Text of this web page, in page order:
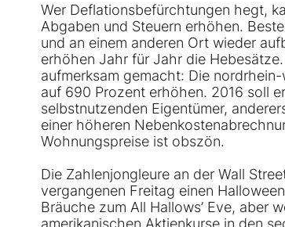
Wer Deflationsbefürchtungen hegt,
Abgaben und Steuern erhöhen.
und an einem anderen Ort wieder
erhöhen Jahr für Jahr die
aufmerksam gemacht: Die
auf 690 Prozent erhöhen. 2016 soll
selbstnutzenden Eigentümer,
einer höheren
Wohnungspreise ist obszön.
Die Zahlenjongleure an der Wall
vergangenen Freitag einen
Bräuche zum All Hallows’ Eve, aber
amerikanischen Aktienkurse in den